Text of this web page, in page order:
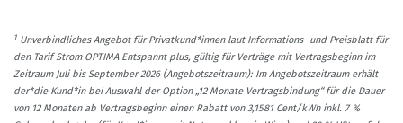
1 Unverbindliches Angebot für Privatkund*innen laut Informations- und Preisblatt für
den Tarif Strom OPTIMA Entspannt plus, gültig für Verträge mit Vertragsbeginn im
Zeitraum Juli bis September 2026 (Angebotszeitraum): Im Angebotszeitraum erhält
der*die Kund*in bei Auswahl der Option „12 Monate Vertragsbindung“ für die Dauer
von 12 Monaten ab Vertragsbeginn einen Rabatt von 3,1581 Cent/kWh inkl. 7 %